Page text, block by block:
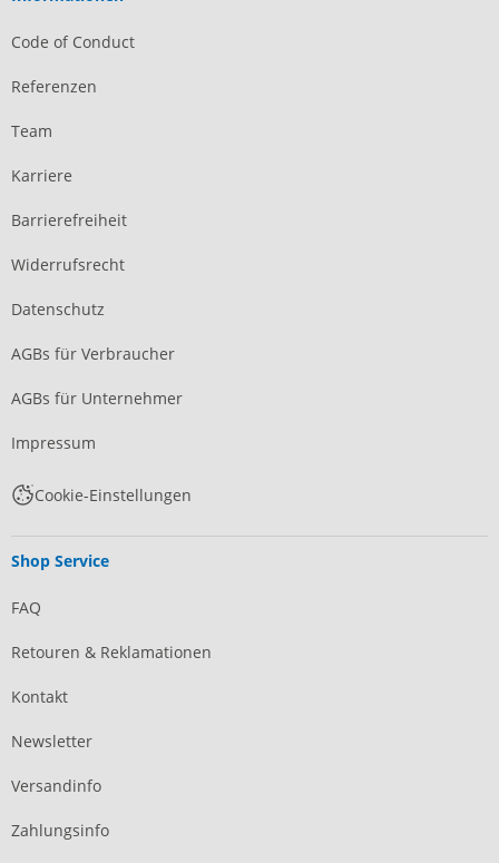
Code of Conduct
Referenzen
Team
Karriere
Barrierefreiheit
Widerrufsrecht
Datenschutz
AGBs für Verbraucher
AGBs für Unternehmer
Impressum
Cookie-Einstellungen
Shop Service
FAQ
Retouren & Reklamationen
Kontakt
Newsletter
Versandinfo
Zahlungsinfo